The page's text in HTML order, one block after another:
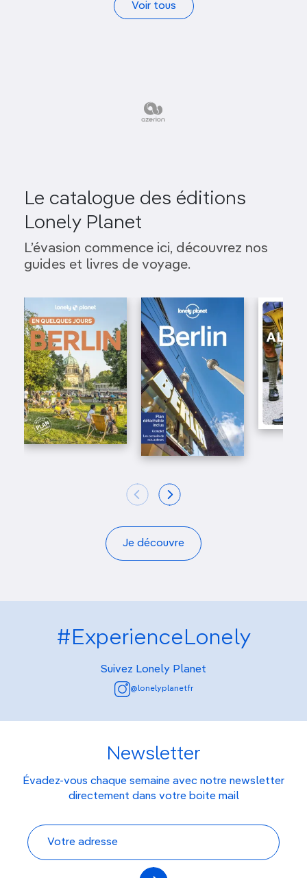
Voir tous
Le catalogue des éditions
Lonely Planet
L’évasion commence ici, découvrez nos
guides et livres de voyage.
Je découvre
#ExperienceLonely
Suivez Lonely Planet
@lonelyplanetfr
Newsletter
Évadez-vous chaque semaine avec notre newsletter
directement dans votre boite mail